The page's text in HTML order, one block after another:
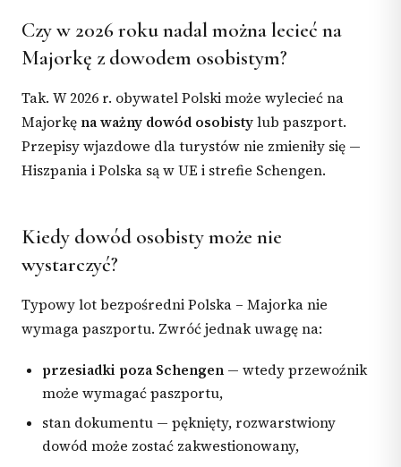
Czy w 2026 roku nadal można lecieć na
Majorkę z dowodem osobistym?
Tak. W 2026 r. obywatel Polski może wylecieć na
Majorkę na ważny dowód osobistylub paszport.
Przepisy wjazdowe dla turystów nie zmieniły się —
Hiszpania i Polska są w UE i strefie Schengen.
Kiedy dowód osobisty może nie
wystarczyć?
Typowy lot bezpośredni Polska – Majorka nie
wymaga paszportu. Zwróć jednak uwagę na:
przesiadki poza Schengen — wtedy przewoźnik
może wymagać paszportu,
stan dokumentu — pęknięty, rozwarstwiony
dowód może zostać zakwestionowany,